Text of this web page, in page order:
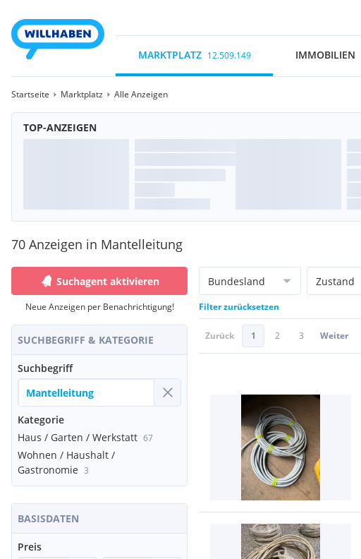
MARKTPLATZ 12.509.149 IMMOBILIEN
Startseite Marktplatz Alle Anzeigen
TOP-ANZEIGEN
70 Anzeigen in Mantelleitung
Suchagent aktivieren
Neue Anzeigen per Benachrichtigung!
SUCHBEGRIFF & KATEGORIE
Suchbegriff
Kategorie
Haus / Garten / Werkstatt 67
Wohnen / Haushalt /
Gastronomie 3
BASISDATEN
Preis
Bundesland Zustand
Filter zurücksetzen
Zurück 1 2 3 Weiter